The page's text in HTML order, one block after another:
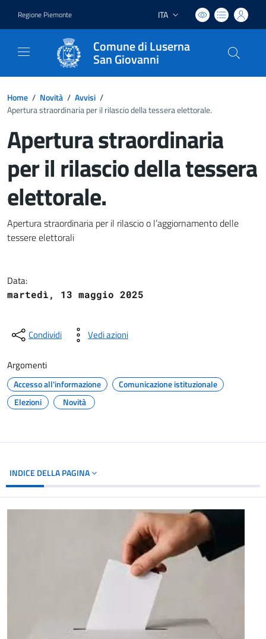
Regione Piemonte Lingua attiva:
ITA
Comune di Luserna
San Giovanni
Home / Novità / Avvisi /
Apertura straordinaria per il rilascio della tessera elettorale.
Apertura straordinaria
per il rilascio della tessera
elettorale.
Dettagli del documento
Apertura straordinaria per il rilascio o l’aggiornamento delle
tessere elettorali
Data:
martedì, 13 maggio 2025
Condividi Vedi azioni
Argomenti
Accesso all'informazione
Comunicazione istituzionale
Elezioni
Novità
INDICE DELLA PAGINA